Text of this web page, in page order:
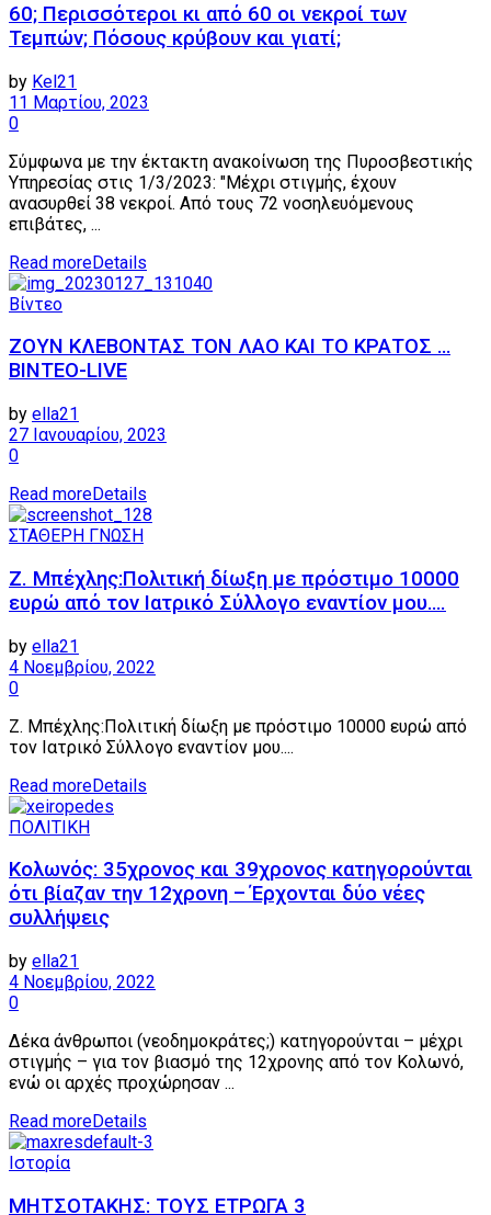
60; Περισσότεροι κι από 60 οι νεκροί των
Τεμπών; Πόσους κρύβουν και γιατί;
by Kel21
11 Μαρτίου, 2023
0
Σύμφωνα με την έκτακτη ανακοίνωση της Πυροσβεστικής
Υπηρεσίας στις 1/3/2023: "Μέχρι στιγμής, έχουν
ανασυρθεί 38 νεκροί. Από τους 72 νοσηλευόμενους
επιβάτες, ...
Read moreDetails
Βίντεο
ΖΟΥΝ ΚΛΕΒΟΝΤΑΣ ΤΟΝ ΛΑΟ ΚΑΙ ΤΟ ΚΡΑΤΟΣ …
ΒΙΝΤΕΟ-LIVE
by ella21
27 Ιανουαρίου, 2023
0
Read moreDetails
ΣΤΑΘΕΡΗ ΓΝΩΣΗ
Z. Μπέχλης:Πολιτική δίωξη με πρόστιμο 10000
ευρώ από τον Ιατρικό Σύλλογο εναντίον μου….
by ella21
4 Νοεμβρίου, 2022
0
Z. Μπέχλης:Πολιτική δίωξη με πρόστιμο 10000 ευρώ από
τον Ιατρικό Σύλλογο εναντίον μου....
Read moreDetails
ΠΟΛΙΤΙΚΗ
Κολωνός: 35χρονος και 39χρονος κατηγορούνται
ότι βίαζαν την 12χρονη – Έρχονται δύο νέες
συλλήψεις
by ella21
4 Νοεμβρίου, 2022
0
Δέκα άνθρωποι (νεοδημοκράτες;) κατηγορούνται – μέχρι
στιγμής – για τον βιασμό της 12χρονης από τον Κολωνό,
ενώ οι αρχές προχώρησαν ...
Read moreDetails
Ιστορία
ΜΗΤΣΟΤΑΚΗΣ: ΤΟΥΣ ΕΤΡΩΓΑ 3